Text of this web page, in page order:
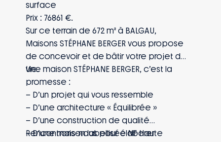
surface
Prix : 76861 €.
Sur ce terrain de 672 m² à BALGAU,
Maisons STÉPHANE BERGER vous propose
de concevoir et de bâtir votre projet de
vie.
Une maison STÉPHANE BERGER, c’est la
promesse :
– D’un projet qui vous ressemble
– D’une architecture « Équilibrée »
– D’une construction de qualité
– D’une maison labellisée NF Haute
Rencontrons-nous pour élaborer